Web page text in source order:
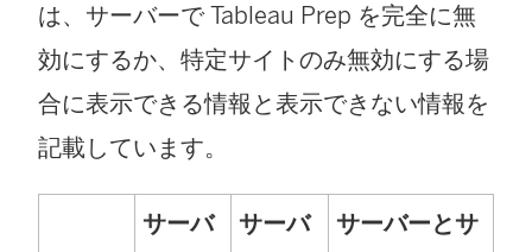
は、サーバーで Tableau Prep を完全に無
効にするか、特定サイトのみ無効にする場
合に表示できる情報と表示できない情報を
記載しています。
サーバ
サーバ
サーバーとサ